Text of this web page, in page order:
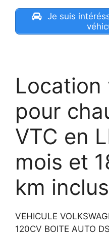
Je suis
Location
pour
VTC en
mois et
km inclus
VEHICULE
120CV BOITE AUTO